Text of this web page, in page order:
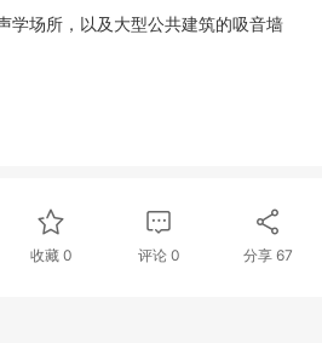
学场所，以及大型公共建筑的吸音墙
收藏 0 评论0 分享 67